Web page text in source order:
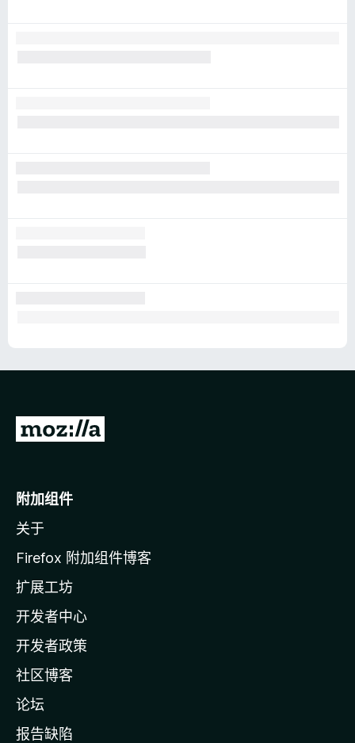
转
o
i
l
a
主
页
附加组件
关于
Firefox 附加组件博客
扩展工坊
开发者中心
开发者政策
社区博客
论坛
报告缺陷